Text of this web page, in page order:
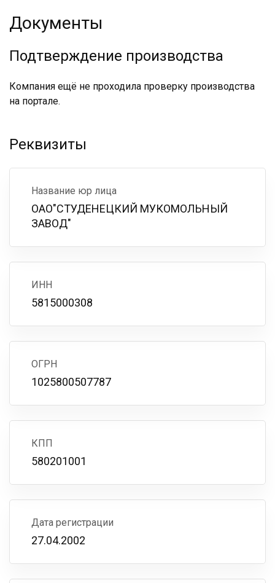
Документы
Подтверждение производства
Компания ещё не проходила проверку производства
на портале.
Реквизиты
Название юр лица
ОАО"СТУДЕНЕЦКИЙ МУКОМОЛЬНЫЙ
ЗАВОД"
ИНН
5815000308
ОГРН
1025800507787
КПП
580201001
Дата регистрации
27.04.2002